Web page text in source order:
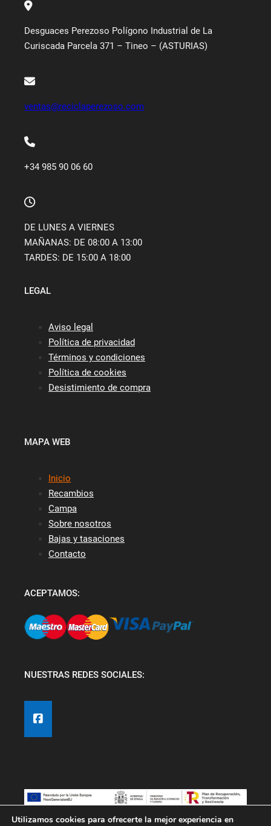
Desguaces Perezoso Polígono Industrial de La
Curiscada Parcela 371 – Tineo – (ASTURIAS)
ventas@reciclaperezoso.com
+34 985 90 06 60
DE LUNES A VIERNES
MAÑANAS: DE 08:00 A 13:00
TARDES: DE 15:00 A 18:00
LEGAL
Aviso legal
Política de privacidad
Términos y condiciones
Política de cookies
Desistimiento de compra
MAPA WEB
Inicio
Recambios
Campa
Sobre nosotros
Bajas y tasaciones
Contacto
ACEPTAMOS:
NUESTRAS REDES SOCIALES:
Utilizamos cookies para ofrecerte la mejor experiencia en